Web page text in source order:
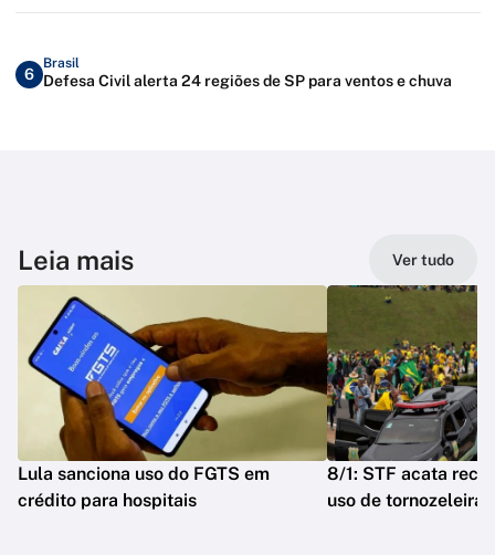
6
Brasil
Defesa Civil alerta 24 regiões de SP para ventos e chuva
Leia mais Ver tudo
Lula sanciona uso do FGTS em
crédito para hospitais
8/1: STF acata
uso de tornozeleira